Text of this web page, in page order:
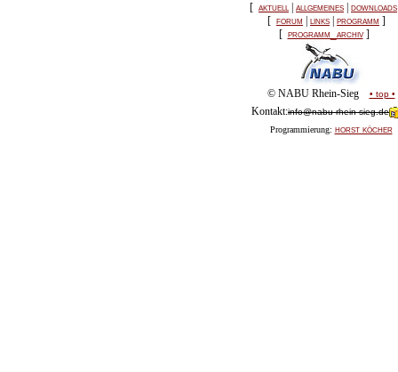
[ aktuell| allgemeines downloads
[ forum links programm ]
[ programm_archiv ]
© NABU Rhein-Sieg • top •
Kontakt:info@nabu-rhein-sieg.de
Programmierung: horst köcher